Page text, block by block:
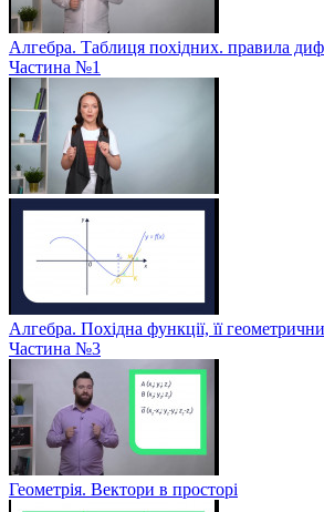
Алгебра. Таблиця похідних. правила
Частина №1
Алгебра. Похідна функції, її
Частина №3
Геометрія. Вектори в просторі